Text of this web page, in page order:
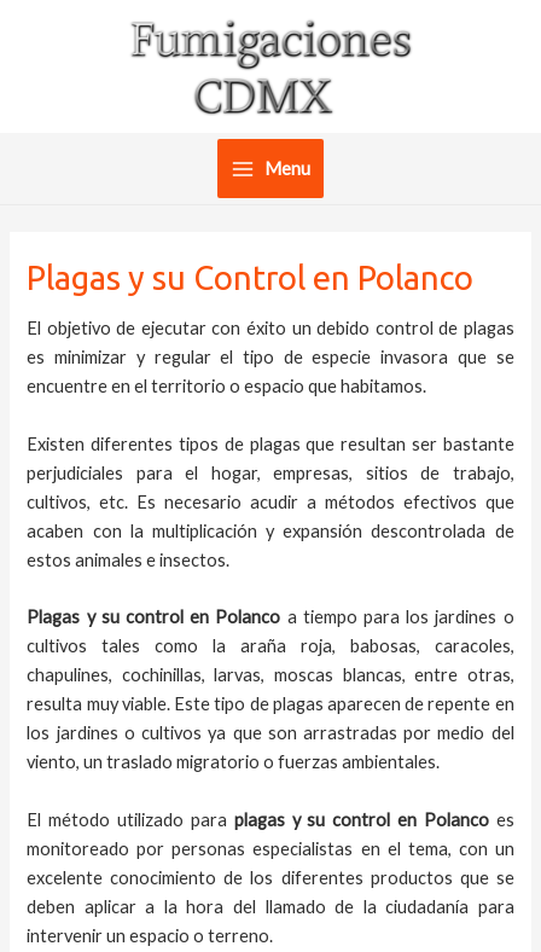
Main
Menu
Plagas y su Control en Polanco
El objetivo de ejecutar con éxito un debido control de plagas
es minimizar y regular el tipo de especie invasora que se
encuentre en el territorio o espacio que habitamos.
Existen diferentes tipos de plagas que resultan ser bastante
perjudiciales para el hogar, empresas, sitios de trabajo,
cultivos, etc. Es necesario acudir a métodos efectivos que
acaben con la multiplicación y expansión descontrolada de
estos animales e insectos.
Plagas y su control en Polanco a tiempo para los jardines o
cultivos tales como la araña roja, babosas, caracoles,
chapulines, cochinillas, larvas, moscas blancas, entre otras,
resulta muy viable. Este tipo de plagas aparecen de repente en
los jardines o cultivos ya que son arrastradas por medio del
viento, un traslado migratorio o fuerzas ambientales.
El método utilizado para plagas y su control en Polancoes
monitoreado por personas especialistas en el tema, con un
excelente conocimiento de los diferentes productos que se
deben aplicar a la hora del llamado de la ciudadanía para
intervenir un espacio o terreno.